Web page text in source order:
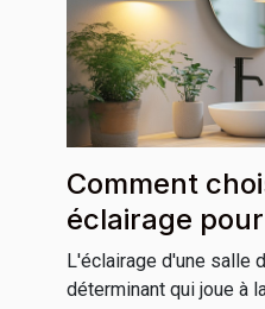
Comment
éclairage
bain
L'éclairage d'une salle
déterminant qui joue à